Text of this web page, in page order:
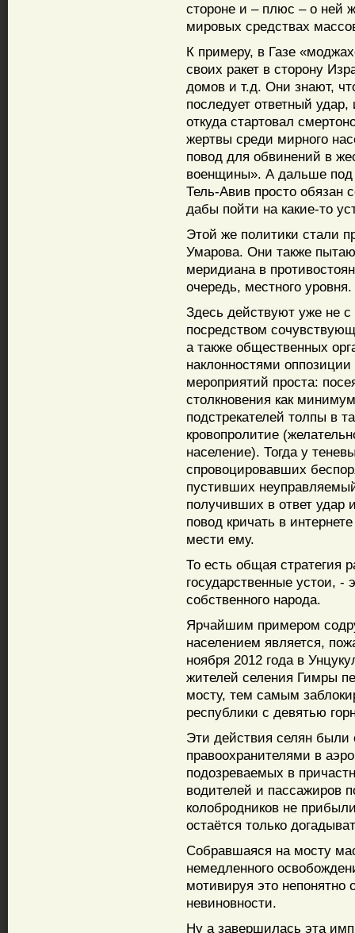
стороне и – плюс – о ней
мировых средствах
К примеру, в Газе
своих ракет в сторону
домов и т.д. Они знают,
последует ответный
откуда стартовал
жертвы среди мирного
повод для обвинений в
военщины». А дальше
Тель-Авив просто обязан
дабы пойти на какие-то
Этой же политики стали
Умарова. Они также
меридиана в
очередь, местного уровня.
Здесь действуют уже не
посредством
а также общественных
наклонностями
мероприятий проста:
столкновения как
подстрекателей толпы в
кровопролитие
население). Тогда у
спровоцировавших
пустивших
получивших в ответ удар
повод кричать в
мести ему.
То есть общая стратегия
государственные устои, -
собственного народа.
Ярчайшим примером
населением является,
ноября 2012 года в
жителей селения Гимры
мосту, тем самым
республики с девятью
Эти действия селян были
правоохранителями в
подозреваемых в
водителей и пассажиров
колобродников не
остаётся только
Собравшаяся на мосту
немедленного
мотивируя это непонятно
невиновности.
Ну а завершилась эта